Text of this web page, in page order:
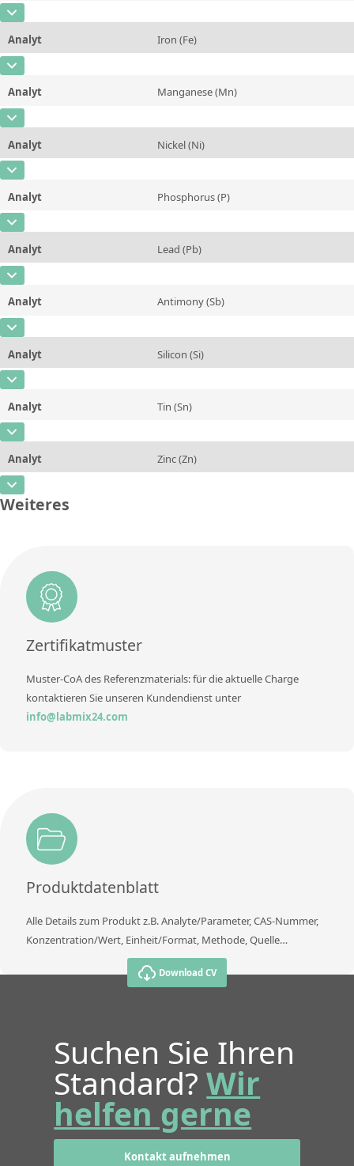
Methode
Einheit %
Zusätzliche Informationen
CAS-Nummer
Konzentration 63,05
Einheit
Analyt Iron (Fe)
CAS-Nummer
Konzentration 0,2
Einheit %
Zusätzliche Informationen
Analyt Manganese (Mn)
CAS-Nummer
Konzentration 0,15
Einheit
Analyt Nickel (Ni)
CAS-Nummer
Konzentration 10,24
Einheit %
Zusätzliche Informationen
Analyt Phosphorus (P)
CAS-Nummer
Konzentration 0,0079
Einheit
Analyt Lead (Pb)
CAS-Nummer
Konzentration 1,52
Einheit %
Zusätzliche Informationen
Analyt Antimony (Sb)
CAS-Nummer
Konzentration 0,012
Einheit
Analyt Silicon (Si)
CAS-Nummer
Konzentration ~0,03
Einheit %
Zusätzliche Informationen
Methode
Analyt Tin (Sn)
CAS-Nummer
Konzentration 0,18
Einheit
Analyt Zinc (Zn)
CAS-Nummer
Zusätzliche Informationen
Methode
Weiteres
Zertifikatmuster
Muster-CoA des Referenzmaterials: für die aktuelle Charge
kontaktieren Sie unseren Kundendienst unter
info@labmix24.com
Produktdatenblatt
Alle Details zum Produkt z.B. Analyte/Parameter, CAS-Nummer,
Konzentration/Wert, Einheit/Format, Methode, Quelle…
Download CV
Suchen Sie Ihren
Standard?Wir
helfen gerne
Kontakt aufnehmen